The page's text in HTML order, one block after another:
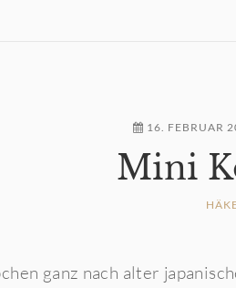
16. FEBRUAR
Mini
ganz nach alter